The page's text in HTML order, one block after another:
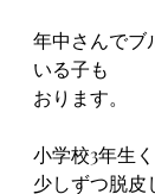
年中さんでブ
いる子も
おります。
小学校3年生
少しずつ脱皮